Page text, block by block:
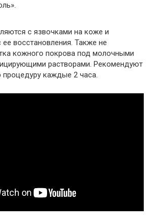
с язвочками на коже и
восстановления. Также не
кожного покрова под молочными
растворами. Рекомендуют
процедуру каждые 2 часа.